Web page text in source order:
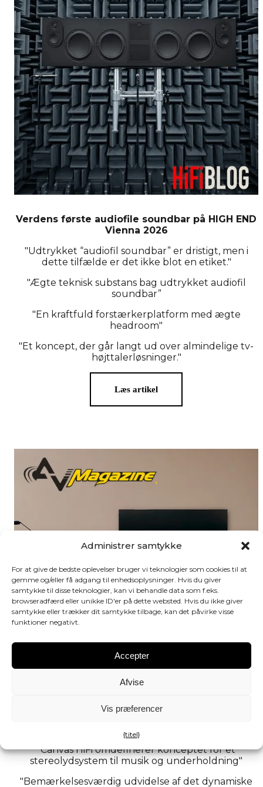
Administrer samtykke
For at give de bedste oplevelser bruger vi teknologier som cookies til at
gemme og/eller få adgang til enhedsoplysninger. Hvis du giver
samtykke til disse teknologier, kan vi behandle data som f.eks.
browseradfærd eller unikke ID'er på dette websted. Hvis du ikke giver
samtykke eller trækker dit samtykke tilbage, kan det påvirke visse
funktioner negativt.
Accepter
Afvise
Vis præferencer
{titel}
Verdens første audiofile soundbar på HIGH END
Vienna 2026
"Udtrykket “audiofil soundbar” er dristigt, men i
dette tilfælde er det ikke blot en etiket."
"Ægte teknisk substans bag udtrykket audiofil
soundbar”
"En kraftfuld forstærkerplatform med ægte
headroom"
"Et koncept, der går langt ud over almindelige tv-
højttalerløsninger."
Læs artikel
"Canvas HiFi omdefinerer konceptet for et
stereolydsystem til musik og underholdning"
"Bemærkelsesværdig udvidelse af det dynamiske